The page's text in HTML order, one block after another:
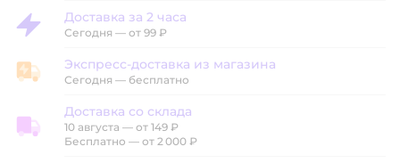
Доставка за 2 часа
Доставка за 2 часа
Сегодня — от 99 ₽
Экспресс-доставка из магазина
Экспресс-доставка из магазина
Сегодня — бесплатно
Доставка со склада
Доставка со склада
10 августа — от 149 ₽
Бесплатно — от 2 000 ₽